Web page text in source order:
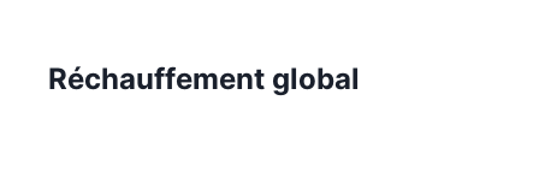
Réchauffement global